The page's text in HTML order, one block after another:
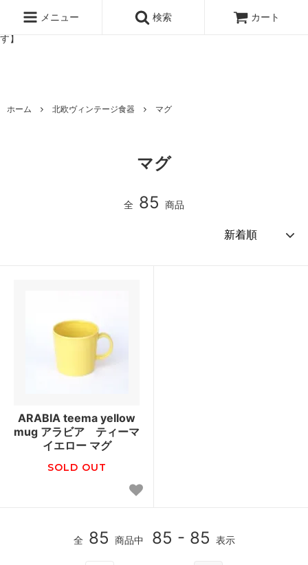
ッタのオンラインストア【アラビア,クイストゴーなどの北欧ヴィンテ
ージ食器,雅峰窯やソルテグラスジュエリーなどの作家の作品が並びま
す】
メニュー 検索 カート
ホーム 北欧ヴィンテージ食器 マグ
マグ
全 85 商品
ARABIA teema yellow
mug アラビア ティーマ
イエロー マグ
SOLD OUT
全 85 商品中 85 - 85 表示